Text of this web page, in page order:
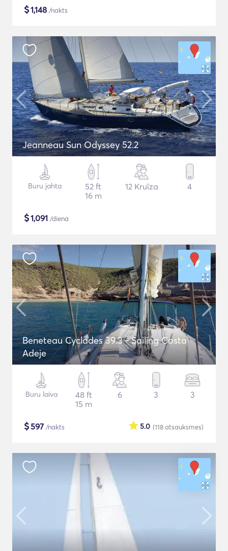
$1,148 /nakts
Jeanneau Sun Odyssey 52.2
Buru jahta
52 ft
16 m
12 Kruīza 4
$1,091 /diena
Beneteau Cyclades 39.3 - Sailing Costa
Adeje
Buru laiva
48 ft
15 m
6 3 3
$597 /nakts (118atsauksmes)
5.0